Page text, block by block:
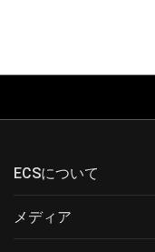
ECSについて
メディア